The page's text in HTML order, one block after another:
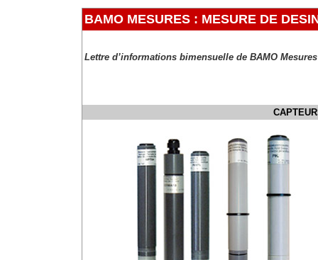
BAMO MESURES : MESURE DE
Lettre d’informations bimensuelle de BAMO